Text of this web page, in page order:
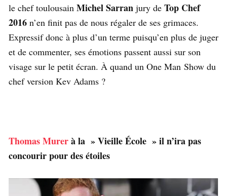
le chef toulousain Michel Sarran jury de Top Chef
2016 n’en finit pas de nous régaler de ses grimaces.
Expressif donc à plus d’un terme puisqu’en plus de juger
et de commenter, ses émotions passent aussi sur son
visage sur le petit écran. À quand un One Man Show du
chef version Kev Adams ?
Thomas Murerà la » Vieille École » il n’ira pas
concourir pour des étoiles